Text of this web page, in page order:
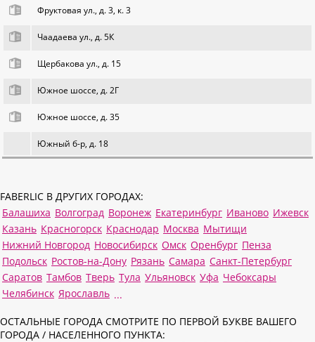
Фруктовая ул., д. 3, к. 3
Чаадаева ул., д. 5К
Щербакова ул., д. 15
Южное шоссе, д. 2Г
Южное шоссе, д. 35
Южный б-р, д. 18
FABERLIC В ДРУГИХ ГОРОДАХ:
Балашиха Волгоград Воронеж Екатеринбург Иваново Ижевск
Казань Красногорск Краснодар Москва Мытищи
Нижний Новгород Новосибирск Омск Оренбург Пенза
Подольск Ростов-на-Дону Рязань Самара Санкт-Петербург
Саратов Тамбов Тверь Тула Ульяновск Уфа Чебоксары
Челябинск Ярославль ...
ОСТАЛЬНЫЕ ГОРОДА СМОТРИТЕ ПО ПЕРВОЙ БУКВЕ ВАШЕГО
ГОРОДА / НАСЕЛЕННОГО ПУНКТА: